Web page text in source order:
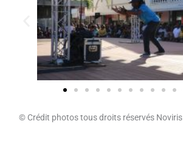
© Crédit photos tous droits réservés Noviris